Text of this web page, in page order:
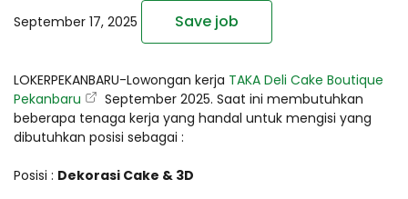
September 17, 2025 Save job
LOKERPEKANBARU-Lowongan kerja TAKA Deli Cake Boutique
Pekanbaru
September 2025. Saat ini membutuhkan
beberapa tenaga kerja yang handal untuk mengisi yang
dibutuhkan posisi sebagai :
Posisi : Dekorasi Cake & 3D